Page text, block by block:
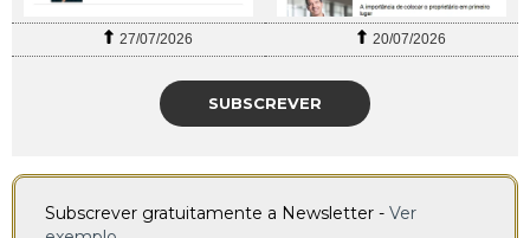
27/07/2026 20/07/2026
SUBSCREVER
Subscrever gratuitamente a Newsletter - Ver